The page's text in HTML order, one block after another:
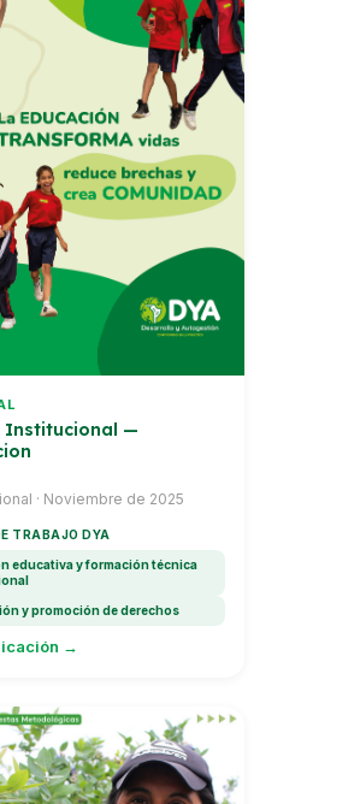
Institucional —
· Noviembre de 2025
TRABAJO DYA
educativa y formación técnica
y promoción de derechos
→